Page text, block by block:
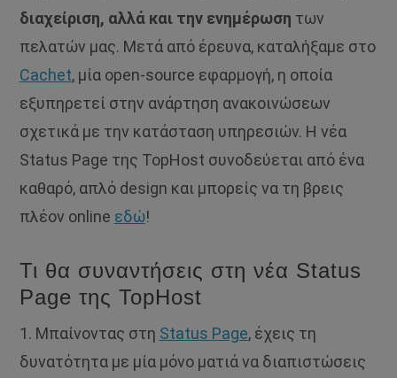
διαχείριση, αλλά και την ενημέρωση των
πελατών μας. Μετά από έρευνα, καταλήξαμε στο
Cachet, μία open-source εφαρμογή, η οποία
εξυπηρετεί στην ανάρτηση ανακοινώσεων
σχετικά με την κατάσταση υπηρεσιών. Η νέα
Status Page της TopHost συνοδεύεται από ένα
καθαρό, απλό design και μπορείς να τη βρεις
πλέον online εδώ!
Τι θα συναντήσεις στη νέα Status
Page της TopHost
1. Μπαίνοντας στη Status Page, έχεις τη
δυνατότητα με μία μόνο ματιά να διαπιστώσεις